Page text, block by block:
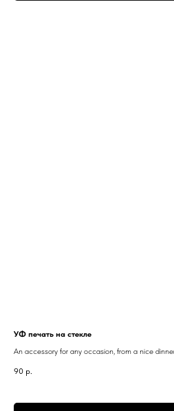
УФ печать на стекле
An accessory for any occasion, from a nice
90 р.